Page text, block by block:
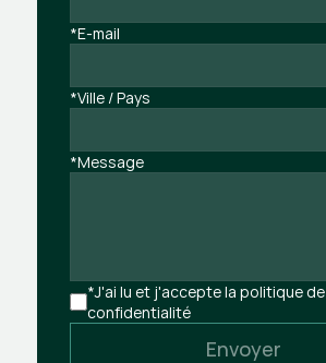
*E-mail
*Ville / Pays
*Message
*J'ai lu et j'accepte la politique de
confidentialité
Envoyer